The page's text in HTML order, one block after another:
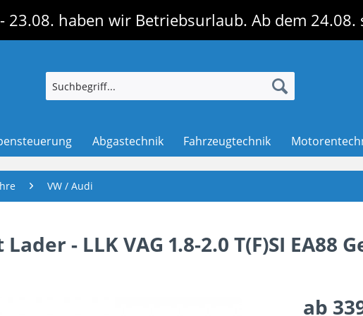
23.08. haben wir Betriebsurlaub. Ab dem
Abgastechnik Fahrzeugtechnik
VW / Audi
- LLK VAG 1.8-2.0 T(F)SI EA88
ab